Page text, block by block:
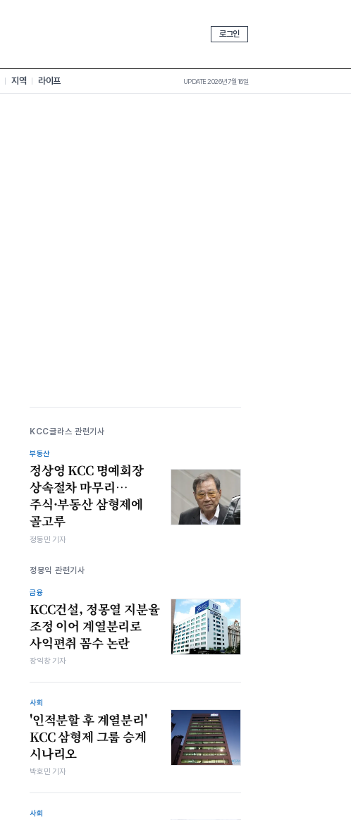
로그인
지역 라이프 UPDATE 2026년 7월 16일
KCC글라스 관련기사
부동산
정상영 KCC 명예회장
상속절차 마무리…
주식·부동산 삼형제에
골고루
정동민 기자
정몽익 관련기사
금융
KCC건설, 정몽열 지분율
조정 이어 계열분리로
사익편취 꼼수 논란
장익창 기자
사회
'인적분할 후 계열분리'
KCC 삼형제 그룹 승계
시나리오
박호민 기자
사회